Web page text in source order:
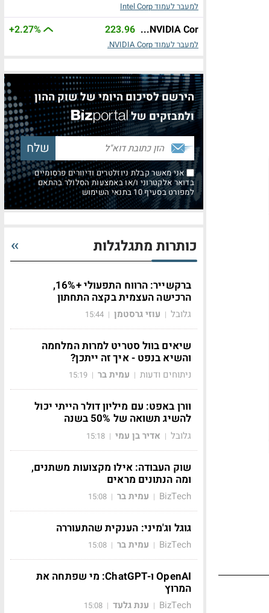
למעבר לעמוד Intel Corp
NVIDIA Cor...
223.96
+2.27%
למעבר לעמוד NVIDIA Corp.
הירשם לסיכום היומי של שוק ההון
ולמבזקים של
אני מאשר קבלת ניוזלטרים ודיוורים פרסומיים
בדואר אלקטרוני ו/או באמצעות הסלולר בהתאם
למפורט בסעיף 10 בתנאי השימוש
כותרות מתגלגלות
ברקשייר: הרווח התפעולי +16%,
הרכישה העצמית בקצה התחתון
גלובל | עוזי גרסטמן |
15:44
שיאים בוול סטריט למרות המלחמה
והשיא בנפט - איך זה ייתכן?
ניתוחים ודעות | עמית בר |
15:19
וורן באפט: עם מיליון דולר הייתי יכול
להשיג תשואה של 50% בשנה
גלובל | אדיר בן עמי |
15:18
שוק העבודה: אילו מקצועות משתנים,
ומה הנתונים מראים
BizTech
| עמית בר |
15:08
גוגל וג'מיני: הענקית שהתעוררה
BizTech
| עמית בר |
15:08
OpenAI ו-ChatGPT: מי שפתחה את
המרוץ
BizTech
| ענת גלעד |
15:08